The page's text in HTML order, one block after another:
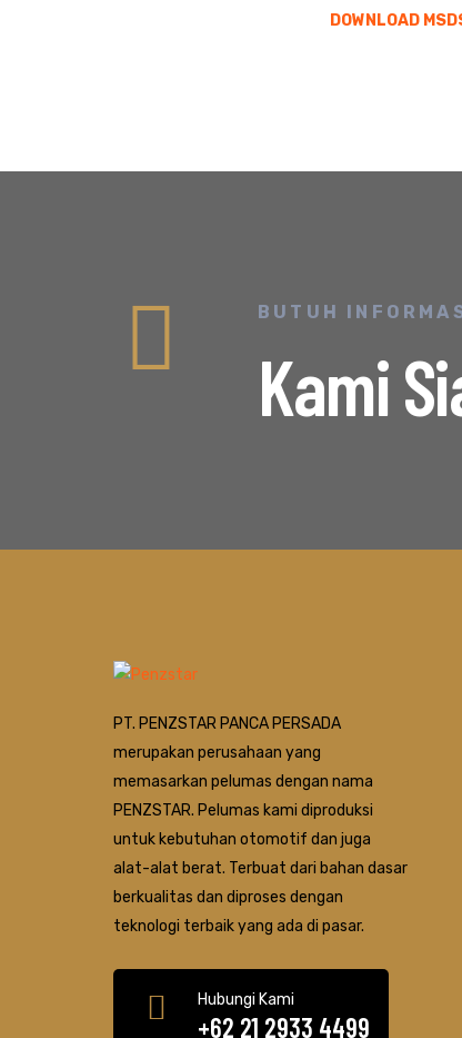
DOWNLOAD
BUTUH
Kami
PT. PENZSTAR PANCA PERSADA
merupakan perusahaan yang
memasarkan pelumas dengan nama
PENZSTAR. Pelumas kami diproduksi
untuk kebutuhan otomotif dan juga
alat-alat berat. Terbuat dari bahan dasar
berkualitas dan diproses dengan
teknologi terbaik yang ada di pasar.
Hubungi Kami
+62 21 2933 4499